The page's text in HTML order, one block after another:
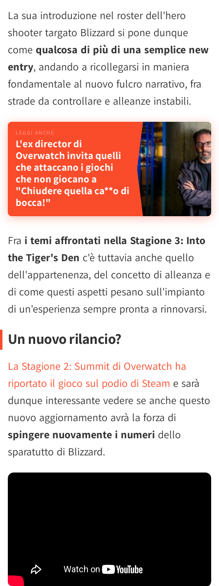
La sua introduzione nel roster dell'hero
shooter targato Blizzard si pone dunque
come qualcosa di più di una semplice new
entry, andando a ricollegarsi in maniera
fondamentale al nuovo fulcro narrativo, fra
strade da controllare e alleanze instabili.
L'ex director di
Overwatch invita quelli
che attaccano i giochi
che non giocano a
"Chiudere quella ca**o di
bocca!"
Fra i temi affrontati nella Stagione 3: Into
the Tiger's Den c'è tuttavia anche quello
dell'appartenenza, del concetto di alleanza e
di come questi aspetti pesano sull'impianto
di un'esperienza sempre pronta a rinnovarsi.
Un nuovo rilancio?
La Stagione 2: Summit di Overwatch ha
riportato il gioco sul podio di Steam e sarà
dunque interessante vedere se anche questo
nuovo aggiornamento avrà la forza di
spingere nuovamente i numeri dello
sparatutto di Blizzard.